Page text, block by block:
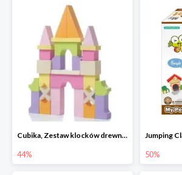
Cubika, Zestaw klocków drewnianych 28 elem.
44% 50%